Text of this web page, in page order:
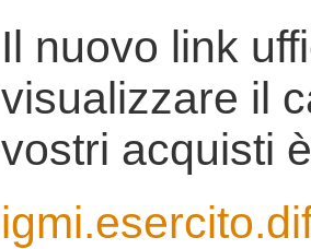
Il nuovo link
visualizzare il
vostri acquisti